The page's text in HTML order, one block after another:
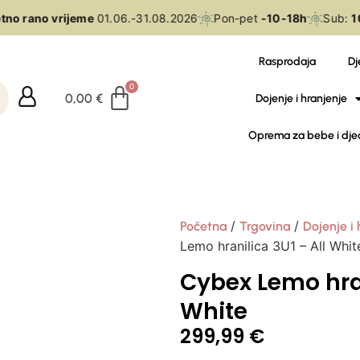
rano vrijeme01.06.-31.08.2026 Pon-pet-10-18h Sub:
0,00€
Rasprodaja
Dojenje i hranjenje
Oprema za bebe i
Početna / Trgovina / Dojenje i
Lemo hranilica 3U1 – All
Cybex Lemo
White
299,99 €